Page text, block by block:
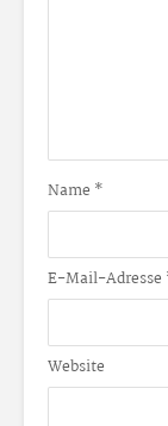
Name *
E-Mail-Adresse
Website